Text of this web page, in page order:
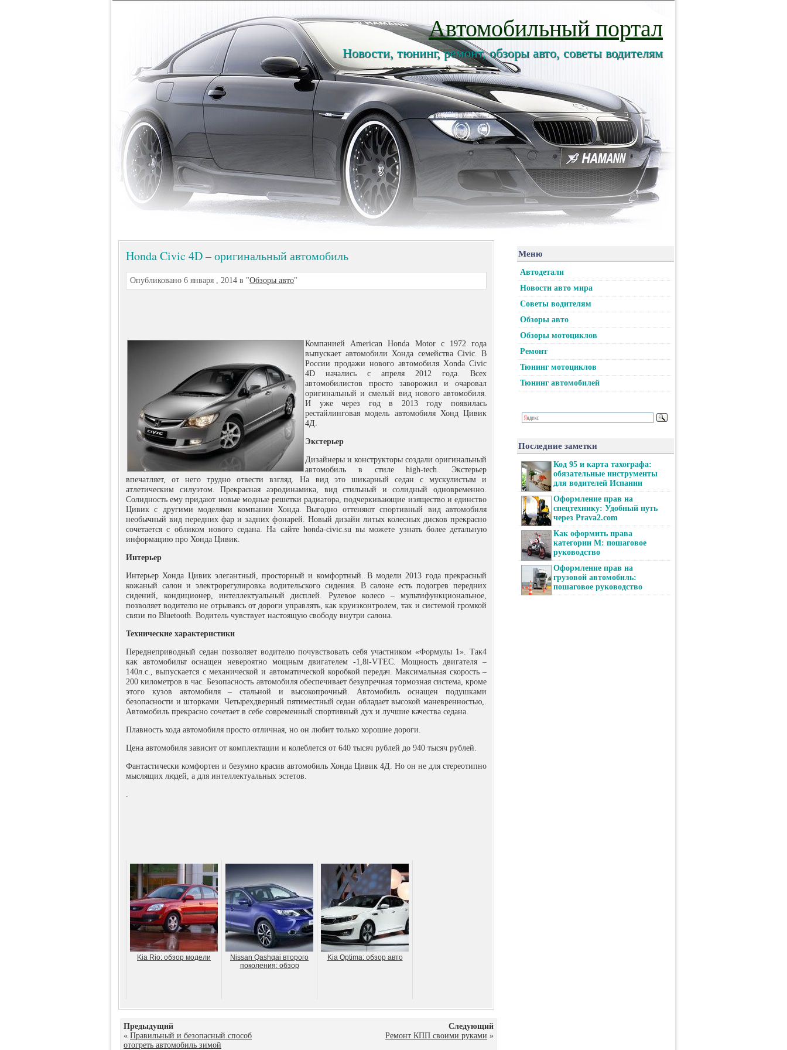
Автомобильный портал
Новости, тюнинг, ремонт, обзоры авто, советы водителям
Honda Civic 4D – оригинальный автомобиль
Опубликовано 6 января , 2014 в "Обзоры авто"
Компанией American Honda Motor с 1972 года
выпускает автомобили Хонда семейства Civic. В
России продажи нового автомобиля Xonda Civic
4D начались с апреля 2012 года. Всех
автомобилистов просто заворожил и очаровал
оригинальный и смелый вид нового автомобиля.
И уже через год в 2013 году появилась
рестайлинговая модель автомобиля Хонд Цивик
4Д.
Экстерьер
Дизайнеры и конструкторы создали оригинальный
автомобиль в стиле high-tech. Экстерьер
впечатляет, от него трудно отвести взгляд. На вид это шикарный седан с мускулистым и
атлетическим силуэтом. Прекрасная аэродинамика, вид стильный и солидный одновременно.
Солидность ему придают новые модные решетки радиатора, подчеркивающие изящество и единство
Цивик с другими моделями компании Хонда. Выгодно оттеняют спортивный вид автомобиля
необычный вид передних фар и задних фонарей. Новый дизайн литых колесных дисков прекрасно
сочетается с обликом нового седана. На сайте honda-civic.su вы можете узнать более детальную
информацию про Хонда Цивик.
Интерьер
Интерьер Хонда Цивик элегантный, просторный и комфортный. В модели 2013 года прекрасный
кожаный салон и электрорегулировка водительского сидения. В салоне есть подогрев передних
сидений, кондиционер, интеллектуальный дисплей. Рулевое колесо – мультифункциональное,
позволяет водителю не отрываясь от дороги управлять, как круизконтролем, так и системой громкой
связи по Bluetooth. Водитель чувствует настоящую свободу внутри салона.
Технические характеристики
Переднеприводный седан позволяет водителю почувствовать себя участником «Формулы 1». Так4
как автомобильт оснащен невероятно мощным двигателем -1,8i-VTEC. Мощность двигателя –
140л.с., выпускается с механической и автоматической коробкой передач. Максимальная скорость –
200 километров в час. Безопасность автомобиля обеспечивает безупречная тормозная система, кроме
этого кузов автомобиля – стальной и высокопрочный. Автомобиль оснащен подушками
безопасности и шторками. Четырехдверный пятиместный седан обладает высокой маневренностью,.
Автомобиль прекрасно сочетает в себе современный спортивный дух и лучшие качества седана.
Плавность хода автомобиля просто отличная, но он любит только хорошие дороги.
Цена автомобиля зависит от комплектации и колеблется от 640 тысяч рублей до 940 тысяч рублей.
Фантастически комфортен и безумно красив автомобиль Хонда Цивик 4Д. Но он не для стереотипно
мыслящих людей, а для интеллектуальных эстетов.
.
Kia Rio: обзор модели
Nissan Qashqai второго
поколения: обзор
Kia Optima: обзор авто
Предыдущий
« Правильный и безопасный способ
отогреть автомобиль зимой
Следующий
Ремонт КПП своими руками »
Меню
Автодетали
Новости авто мира
Советы водителям
Обзоры авто
Обзоры мотоциклов
Ремонт
Тюнинг мотоциклов
Тюнинг автомобилей
Последние заметки
Код 95 и карта тахографа:
обязательные инструменты
для водителей Испании
Оформление прав на
спецтехнику: Удобный путь
через Prava2.com
Как оформить права
категории М: пошаговое
руководство
Оформление прав на
грузовой автомобиль:
пошаговое руководство